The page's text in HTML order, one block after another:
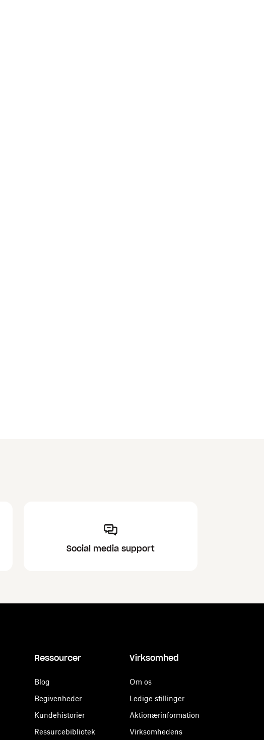
Social media support
Ressourcer
Blog
Begivenheder
Kundehistorier
Ressurcebibliotek
Virksomhed
Om os
Ledige stillinger
Aktionærinformation
Virksomhedens